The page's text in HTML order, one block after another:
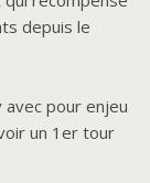
depuis le
pour enjeu
un 1er tour